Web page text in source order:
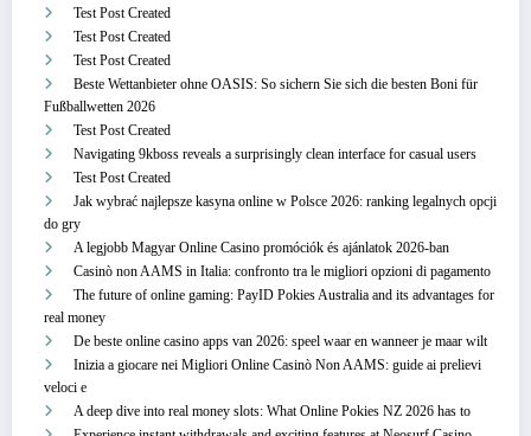
Test Post Created
Test Post Created
Test Post Created
Beste Wettanbieter ohne OASIS: So sichern Sie sich die besten Boni für
Fußballwetten 2026
Test Post Created
Navigating 9kboss reveals a surprisingly clean interface for casual users
Test Post Created
Jak wybrać najlepsze kasyna online w Polsce 2026: ranking legalnych opcji
do gry
A legjobb Magyar Online Casino promóciók és ajánlatok 2026-ban
Casinò non AAMS in Italia: confronto tra le migliori opzioni di pagamento
The future of online gaming: PayID Pokies Australia and its advantages for
real money
De beste online casino apps van 2026: speel waar en wanneer je maar wilt
Inizia a giocare nei Migliori Online Casinò Non AAMS: guide ai prelievi
veloci e
A deep dive into real money slots: What Online Pokies NZ 2026 has to